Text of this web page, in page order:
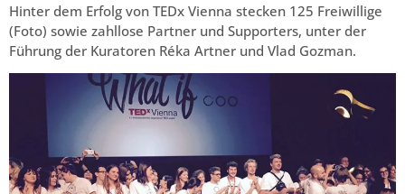
Hinter dem Erfolg von TEDx Vienna stecken 125 Freiwillige
(Foto) sowie zahllose Partner und Supporters, unter der
Führung der Kuratoren Réka Artner und Vlad Gozman.